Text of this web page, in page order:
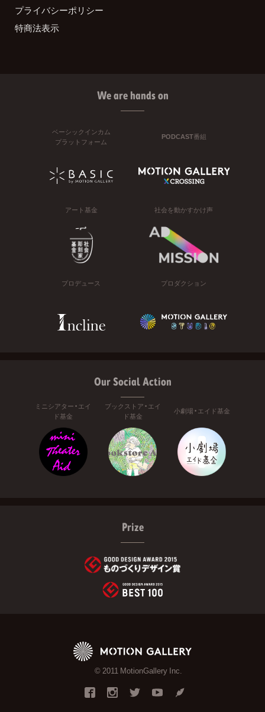
プライバシーポリシー
特商法表示
We are hands on
ベーシックインカム
プラットフォーム
PODCAST番組
アート基金 社会を動かすかけ声
プロデュース プロダクション
Our Social Action
ミニシアター・エイ
ド基金
ブックストア・エイ
ド基金
小劇場・エイド基金
Prize
© 2011 MotionGallery Inc.